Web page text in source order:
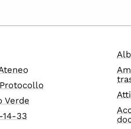
Verde
33